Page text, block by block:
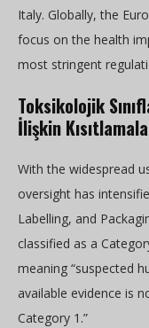
Italy. Globally, the
focus on the health
most stringent
Toksikolojik
İlişkin
With the widespread
oversight has
Labelling, and
classified as a
meaning “suspected
available evidence is
Category 1.”